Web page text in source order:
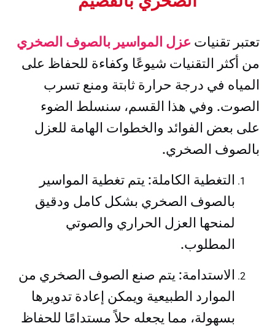
تعتبر تقنيات عزل المواسير بالصوف الصخري
من أكثر التقنيات شيوعًا وكفاءة للحفاظ على
المياه في درجة حرارة ثابتة ومنع تسرب
الصوت. وفي هذا القسم، سنسلط الضوء
على بعض الفوائد والخطوات الهامة للعزل
بالصوف الصخري.
التغطية الكاملة: يتم تغطية المواسير
بالصوف الصخري بشكل كامل ودقيق
لمنحها العزل الحراري والصوتي
المطلوب.
الاستدامة: يتم صنع الصوف الصخري من
الموارد الطبيعية ويمكن إعادة تدويرها
بسهولة، مما يجعله حلاً مستدامًا للحفاظ